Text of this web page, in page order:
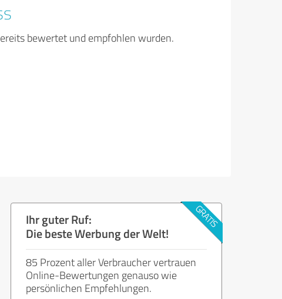
bewertet und empfohlen wurden.
Ihr guter Ruf:
Die beste Werbung der Welt!
85 Prozent aller Verbraucher vertrauen
Online-Bewertungen genauso wie
persönlichen Empfehlungen.